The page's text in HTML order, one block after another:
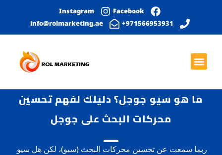
Facebook
Instagram
971566953931+
info@rolmarketing.ae
ما هو سيو جوجل؟ دليلك لفهم تحسين
محركات البحث على جوجل
ربما سمعت عن تحسين محركات البحث (سيو)، لكن هل سيو